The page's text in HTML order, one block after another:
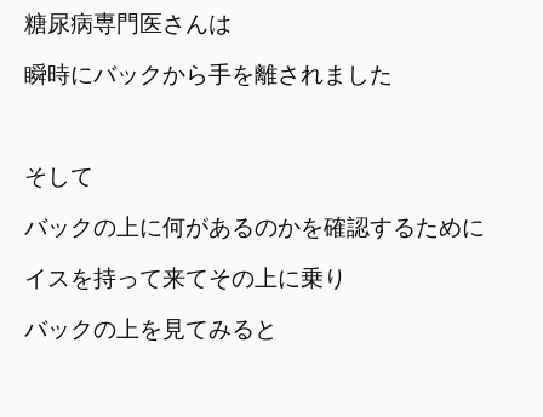
糖尿病専門医さんは
瞬時にバックから手を離されました
そして
バックの上に何があるのかを確認するために
イスを持って来てその上に乗り
バックの上を見てみると